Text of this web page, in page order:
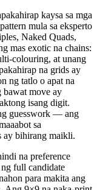
kaysa sa mga
mula sa eksperto
Naked Quads,
mas exotic na chains:
colouring, at unang
na grids ay
ng tatlo o apat na
bawat move ay
isang digit.
guesswork — ang
sa
ay bihirang maikli.
na preference
full candidate
para makita ang